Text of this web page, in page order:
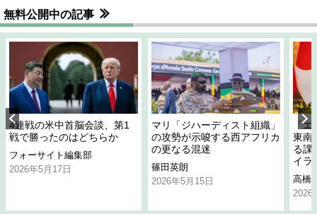
無料公開中の記事
4連戦の米中首脳会談、第1
戦で勝ったのはどちらか
フォーサイト編集部
2026年5月17日
マリ「ジハーディスト組織」
の攻勢が示唆する西アフリカ
の更なる混迷
篠田英朗
2026年5月15日
「
東南
る課
イラ
高橋
2026